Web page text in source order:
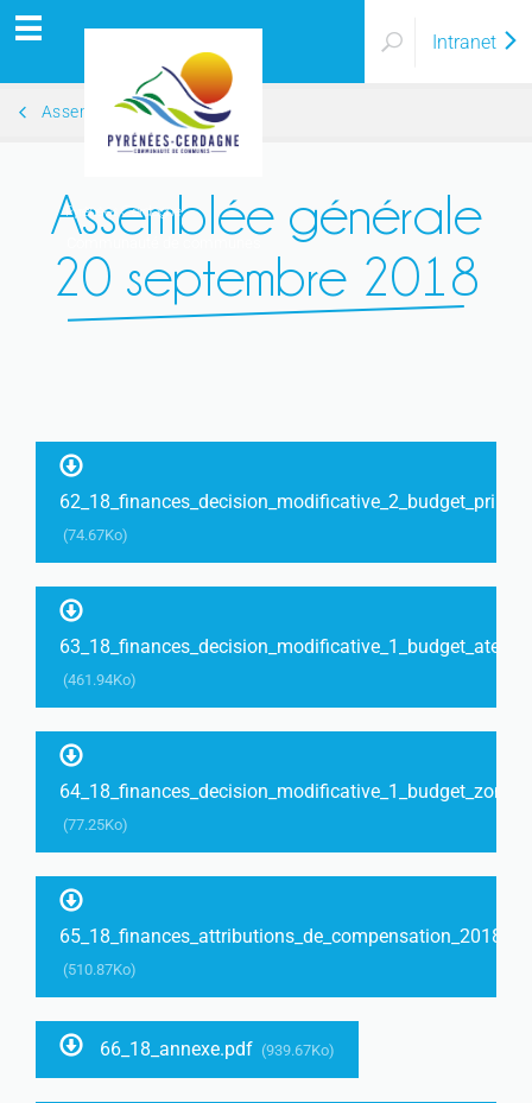
Pyrénées Cerdagne
Intranet
Assemblées Générales 2018
Assemblée générale
20 septembre 2018
(74.67Ko)
(461.94Ko)
(77.25Ko)
(510.87Ko)
66_18_annexe.pdf (939.67Ko)